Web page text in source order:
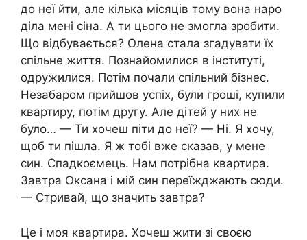
до неї йти, але кілька місяців тому вона наро
діла мені сіна. А ти цього не змогла зробити.
Що відбувається? Олена стала згадувати їх
спільне життя. Познайомилися в інституті,
одружилися. Потім почали спільний бізнес.
Незабаром прийшов успіх, були гроші, купили
квартиру, потім другу. Але дітей у них не
було… — Ти хочеш піти до неї? — Ні. Я хочу,
щоб ти пішла. Я ж тобі вже сказав, у мене
син. Спадкоємець. Нам потрібна квартира.
Завтра Оксана і мій син переїжджають сюди.
— Стривай, що значить завтра?
Це і моя квартира. Хочеш жити зі своєю